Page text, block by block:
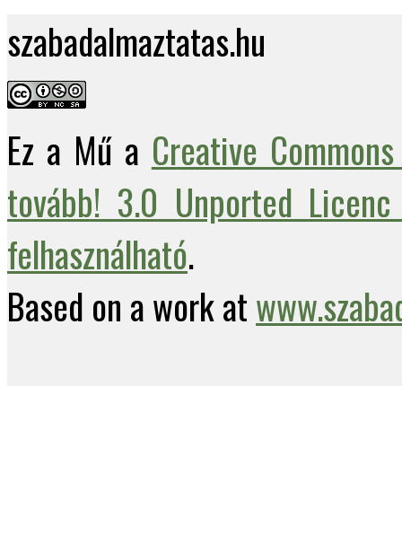
szabadalmaztatas.hu
Ez a Mű a Creative
tovább! 3.0 Unported
felhasználható.
Based on a work at